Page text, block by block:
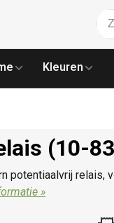
Kleuren
(10-
potentiaalvrij relais,
»